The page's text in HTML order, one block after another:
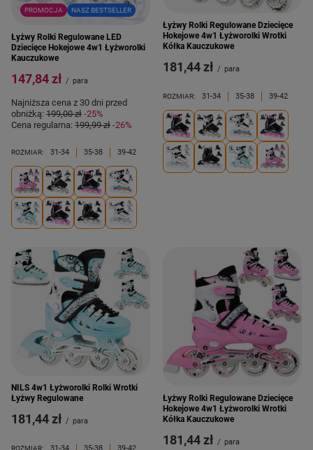
PROMOCJA NASZ BESTSELLER
Łyżwy Rolki Regulowane LED
Dziecięce Hokejowe 4w1 Łyżworolki
Kauczukowe
147,84 zł / para
Najniższa cena z 30 dni przed
obniżką: 199,00 zł -25%
Cena regularna: 199,99 zł -26%
ROZMIAR: 31-34 35-38 39-42
Łyżwy Rolki Regulowane Dziecięce
Hokejowe 4w1 Łyżworolki Wrotki
Kółka Kauczukowe
181,44 zł / para
ROZMIAR: 31-34 35-38 39-42
NILS 4w1 Łyżworolki Rolki Wrotki
Łyżwy Regulowane
181,44 zł / para
ROZMIAR:
Łyżwy Rolki Regulowane Dziecięce
Hokejowe 4w1 Łyżworolki Wrotki
Kółka Kauczukowe
181,44 zł / para